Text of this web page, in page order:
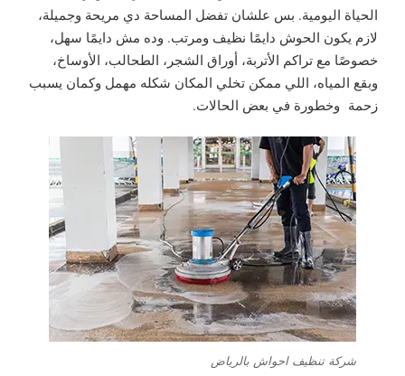
الحياة اليومية. بس علشان تفضل المساحة دي مريحة وجميلة،
لازم يكون الحوش دايمًا نظيف ومرتب. وده مش دايمًا سهل،
خصوصًا مع تراكم الأتربة، أوراق الشجر، الطحالب، الأوساخ،
وبقع المياه، اللي ممكن تخلي المكان شكله مهمل وكمان يسبب
زحمة وخطورة في بعض الحالات.
شركة تنظيف احواش بالرياض